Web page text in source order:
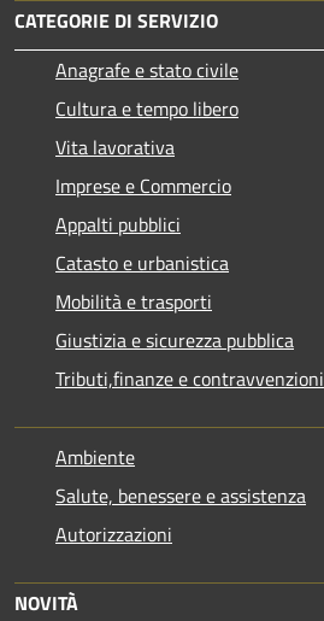
CATEGORIE DI SERVIZIO
Anagrafe e stato civile
Cultura e tempo libero
Vita lavorativa
Imprese e Commercio
Appalti pubblici
Catasto e urbanistica
Mobilità e trasporti
Giustizia e sicurezza pubblica
Tributi,finanze e contravvenzioni
Ambiente
Salute, benessere e assistenza
Autorizzazioni
NOVITÀ